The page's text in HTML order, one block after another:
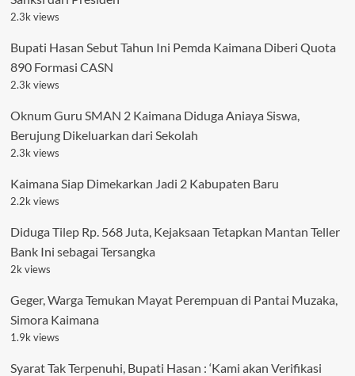
2.3k views
Bupati Hasan Sebut Tahun Ini Pemda Kaimana Diberi Quota
890 Formasi CASN
2.3k views
Oknum Guru SMAN 2 Kaimana Diduga Aniaya Siswa,
Berujung Dikeluarkan dari Sekolah
2.3k views
Kaimana Siap Dimekarkan Jadi 2 Kabupaten Baru
2.2k views
Diduga Tilep Rp. 568 Juta, Kejaksaan Tetapkan Mantan Teller
Bank Ini sebagai Tersangka
2k views
Geger, Warga Temukan Mayat Perempuan di Pantai Muzaka,
Simora Kaimana
1.9k views
Syarat Tak Terpenuhi, Bupati Hasan : ‘Kami akan Verifikasi